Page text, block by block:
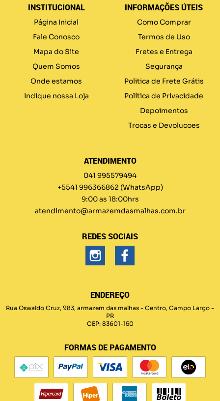
INSTITUCIONAL
Página Inicial
Fale Conosco
Mapa do Site
Quem Somos
Onde estamos
Indique nossa Loja
INFORMAÇÕES ÚTEIS
Como Comprar
Termos de Uso
Fretes e Entrega
Segurança
Politica de Frete Grátis
Política de Privacidade
Depoimentos
Trocas e Devolucoes
ATENDIMENTO
041 995579494
+5541 996366862 (WhatsApp)
9:00 as 18:00hrs
atendimento@armazemdasmalhas.com.br
REDES SOCIAIS
ENDEREÇO
Rua Oswaldo Cruz, 983, armazem das malhas - Centro, Campo Largo -
PR
CEP: 83601-150
FORMAS DE PAGAMENTO